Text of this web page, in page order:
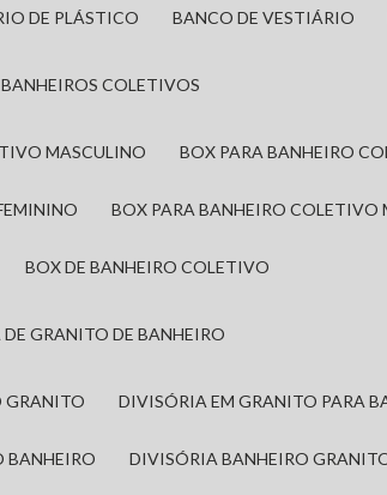
DE PLÁSTICO BANCO DE VESTIÁRIO
BANHEIROS COLETIVOS
MASCULINO BOX PARA BANHEIRO
BOX PARA BANHEIRO COLETIVO
BOX DE BANHEIRO COLETIVO
DE GRANITO DE BANHEIRO
GRANITO DIVISÓRIA EM GRANITO PARA
BANHEIRO DIVISÓRIA BANHEIRO